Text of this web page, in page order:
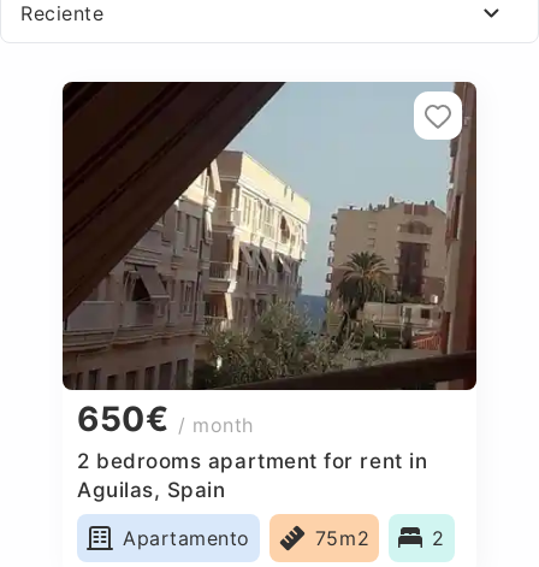
Reciente
650€ / month
2 bedrooms apartment for rent in
Aguilas, Spain
Apartamento
75m2 2